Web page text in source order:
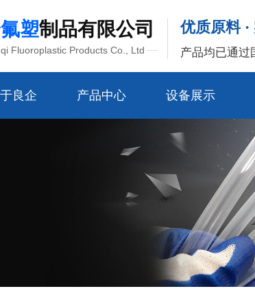
塑制品有限公司
Fluoroplastic Products Co., Ltd
优质原料
产品均已通过
良企 产品中心 设备展示